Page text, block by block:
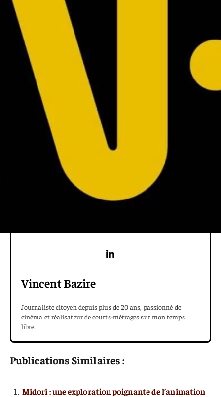
Vincent Bazire
Journaliste citoyen depuis plus de 20 ans, passionné de
cinéma et réalisateur de courts-métrages sur mon temps
libre.
Publications Similaires :
Midori : une exploration poignante de l’animation